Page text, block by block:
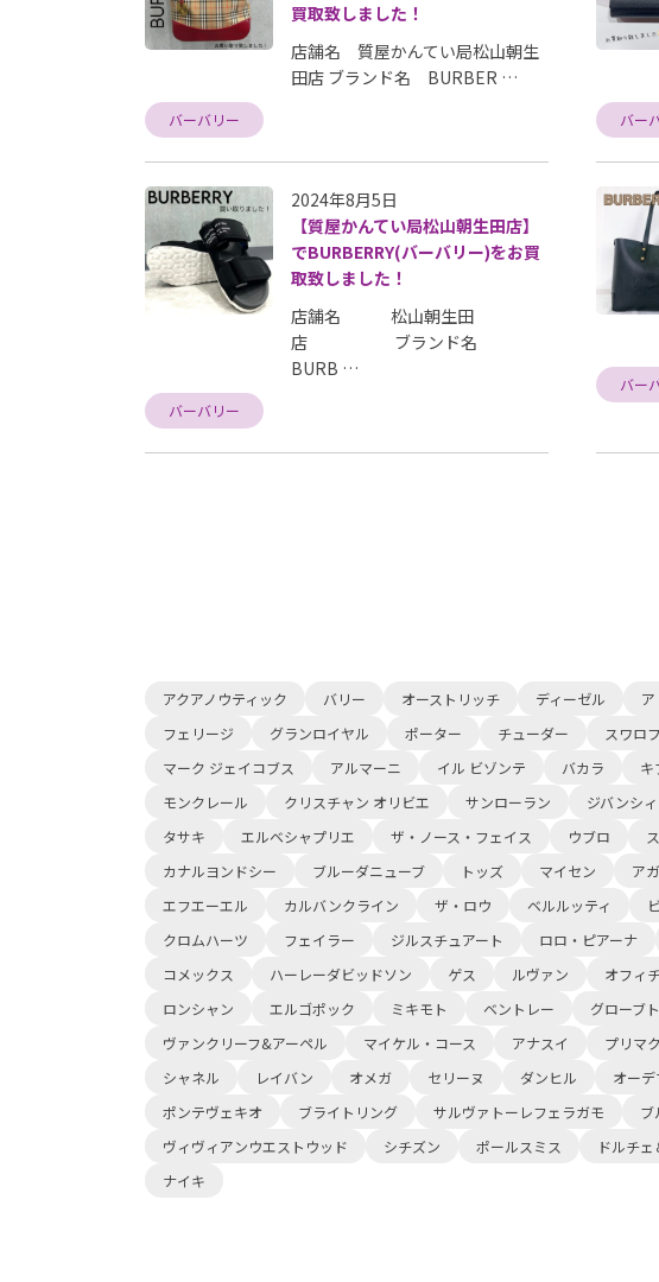
買取致しました！
店舗名 質屋かんてい局松山朝生
田店 ブランド名 BURBER …
バーバリー バー
2024年8月5日
【質屋かんてい局松山朝生田店】
でBURBERRY(バーバリー)をお買
取致しました！
店舗名 松山朝生田
店 ブランド名
BURB …
バーバリー
バー
アクアノウティック バリー オーストリッチ ディーゼル
フェリージ
グランロイヤル ポーター チューダー スワロ
マーク ジェイコブス
アルマーニ イル ビゾンテ バカラ キ
モンクレール
クリスチャン オリビエ サンローラン ジバンシィ
タサキ
エルベシャプリエ ザ・ノース・フェイス ウブロ
カナルヨンドシー
ブルーダニューブ トッズ マイセン ア
エフエーエル
カルバンクライン ザ・ロウ ベルルッティ
クロムハーツ
フェイラー ジルスチュアート ロロ・ピアーナ
コメックス
ハーレーダビッドソン ゲス ルヴァン オフィ
ロンシャン
エルゴポック ミキモト ベントレー グローブ
ヴァンクリーフ&アーペル
マイケル・コース アナスイ プリマ
シャネル
レイバン オメガ セリーヌ ダンヒル オー
ポンテヴェキオ
ブライトリング サルヴァトーレフェラガモ ブ
ヴィヴィアンウエストウッド
シチズン ポールスミス ドルチ
ナイキ